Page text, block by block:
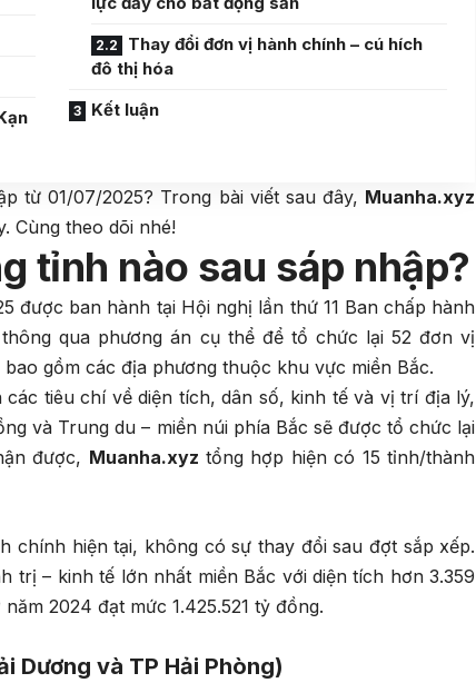
Thay đổi đơn vị hành chính – cú hích
đô thị hóa
Kết luận
từ 01/07/2025? Trong bài viết sau đây, Muanha.xyz
Cùng theo dõi nhé!
tỉnh nào sau sáp nhập?
được ban hành tại Hội nghị lần thứ 11 Ban chấp hành
qua phương án cụ thể để tổ chức lại 52 đơn vị
gồm các địa phương thuộc khu vực miền Bắc.
tiêu chí về diện tích, dân số, kinh tế và vị trí địa lý,
và Trung du – miền núi phía Bắc sẽ được tổ chức lại
được, Muanha.xyz tổng hợp hiện có 15 tỉnh/thành
chính hiện tại, không có sự thay đổi sau đợt sắp xếp.
trị – kinh tế lớn nhất miền Bắc với diện tích hơn 3.359
2024 đạt mức 1.425.521 tỷ đồng.
Dương và TP Hải Phòng)